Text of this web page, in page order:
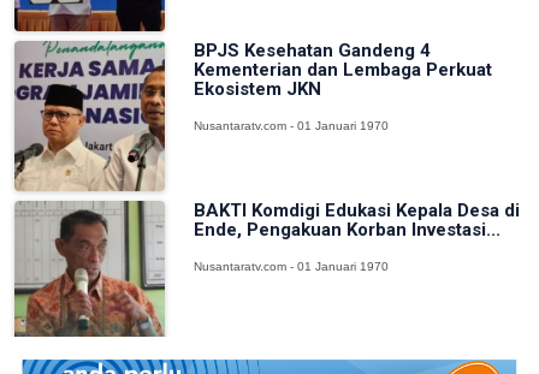
BPJS Kesehatan Gandeng 4
Kementerian dan Lembaga Perkuat
Ekosistem JKN
Nusantaratv.com - 01 Januari 1970
BAKTI Komdigi Edukasi Kepala Desa di
Ende, Pengakuan Korban Investasi...
Nusantaratv.com - 01 Januari 1970